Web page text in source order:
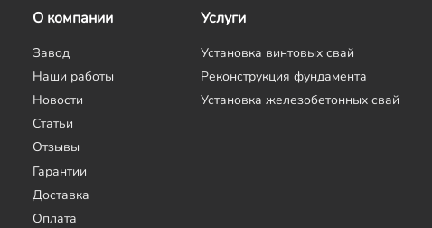
О компании
Завод
Наши работы
Новости
Статьи
Отзывы
Гарантии
Доставка
Оплата
Услуги
Установка винтовых свай
Реконструкция фундамента
Установка железобетонных свай